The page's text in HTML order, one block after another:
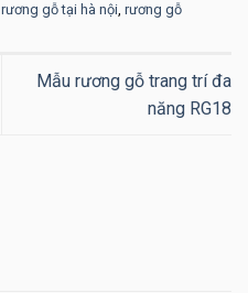
rương gỗ tại hà nội, rương gỗ
Mẫu rương gỗ trang trí đa
năng RG18